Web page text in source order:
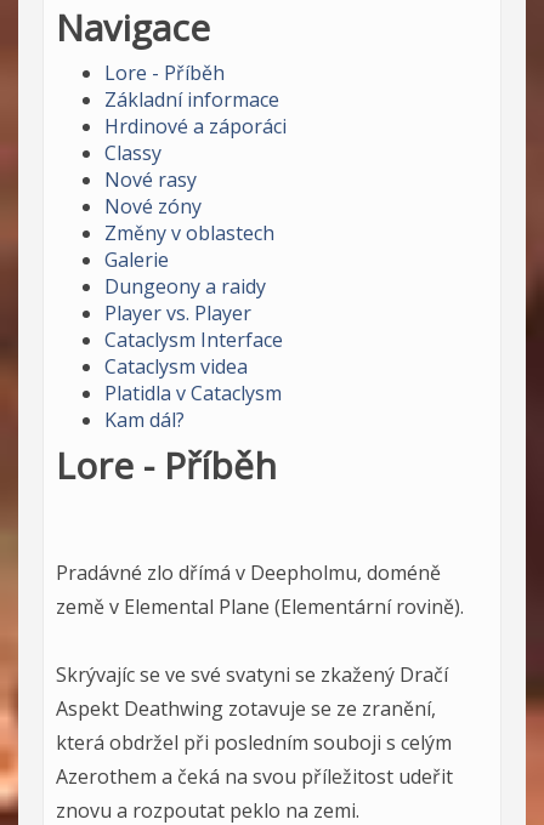
Navigace
Lore - Příběh
Základní informace
Hrdinové a záporáci
Classy
Nové rasy
Nové zóny
Změny v oblastech
Galerie
Dungeony a raidy
Player vs. Player
Cataclysm Interface
Cataclysm videa
Platidla v Cataclysm
Kam dál?
Lore - Příběh
Pradávné zlo dřímá v Deepholmu, doméně
země v Elemental Plane (Elementární rovině).
Skrývajíc se ve své svatyni se zkažený Dračí
Aspekt Deathwing zotavuje se ze zranění,
která obdržel při posledním souboji s celým
Azerothem a čeká na svou příležitost udeřit
znovu a rozpoutat peklo na zemi.